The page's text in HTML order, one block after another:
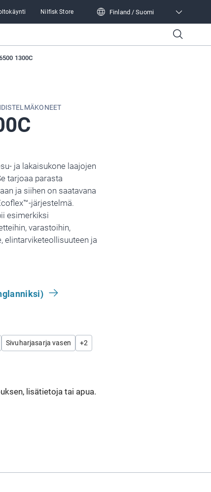
Nilfisk Store Finland / Suomi
1300C
ja lakaisukone laajojen
tarjoaa parasta
ja siihen on saatavana
järjestelmä.
esimerkiksi
varastoihin,
elintarviketeollisuuteen ja
Sivuharjasarja vasen +2
lisätietoja tai apua.